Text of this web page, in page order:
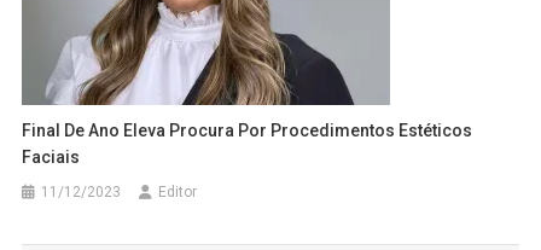
Final De Ano Eleva Procura Por Procedimentos Estéticos
Faciais
11/12/2023 Editor